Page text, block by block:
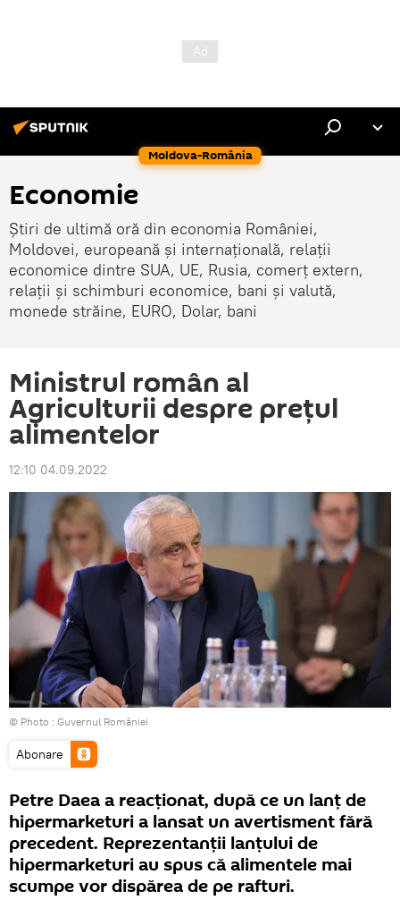
Moldova-România
Economie
Știri de ultimă oră din economia României,
Moldovei, europeană și internațională, relații
economice dintre SUA, UE, Rusia, comerț extern,
relații și schimburi economice, bani și valută,
monede străine, EURO, Dolar, bani
Ministrul român al
Agriculturii despre prețul
alimentelor
12:10 04.09.2022
© Photo : Guvernul României
Abonare
Petre Daea a reacționat, după ce un lanț de
hipermarketuri a lansat un avertisment fără
precedent. Reprezentanții lanțului de
hipermarketuri au spus că alimentele mai
scumpe vor dispărea de pe rafturi.